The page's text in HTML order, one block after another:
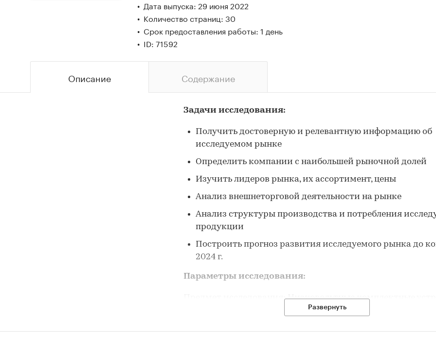
Дата выпуска: 29 июня 2022
Количество страниц: 30
Срок предоставления работы: 1 день
ID: 71592
Описание Содержание
Задачи исследования:
Получить достоверную и релевантную информацию об
исследуемом рынке
Определить компании с наибольшей рыночной долей
Изучить лидеров рынка, их ассортимент, цены
Анализ внешнеторговой деятельности на рынке
Анализ структуры производства и потребления
продукции
Построить прогноз развития исследуемого рынка до
2024 г.
Параметры исследования:
Предмет исследования: Низковольтные комплектные
География исследования: Российская Федерация
Развернуть